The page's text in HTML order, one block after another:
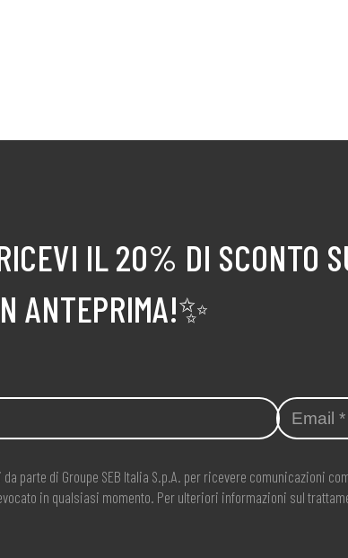
IL 20% DI SCONTO
ANTEPRIMA!✨
parte di Groupe SEB Italia S.p.A. per ricevere comunicazioni
in qualsiasi momento. Per ulteriori informazioni sul